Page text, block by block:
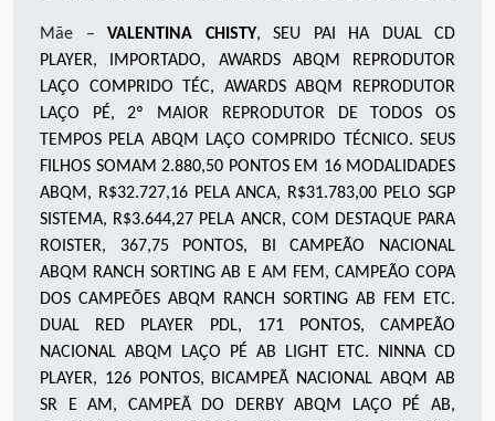
Mãe – VALENTINA CHISTY, SEU PAI
HA DUAL CD
PLAYER,
IMPORTADO, AWARDS ABQM REPRODUTOR
LAÇO COMPRIDO TÉC, AWARDS ABQM REPRODUTOR
LAÇO PÉ, 2º MAIOR REPRODUTOR DE TODOS OS
TEMPOS PELA ABQM LAÇO COMPRIDO TÉCNICO. SEUS
FILHOS SOMAM 2.880,50 PONTOS EM 16 MODALIDADES
ABQM, R$32.727,16 PELA ANCA, R$31.783,00 PELO SGP
SISTEMA, R$3.644,27 PELA ANCR, COM DESTAQUE PARA
ROISTER, 367,75 PONTOS, BI CAMPEÃO NACIONAL
ABQM RANCH SORTING AB E AM FEM, CAMPEÃO COPA
DOS CAMPEÕES ABQM RANCH SORTING AB FEM ETC.
DUAL RED PLAYER PDL, 171 PONTOS, CAMPEÃO
NACIONAL ABQM LAÇO PÉ AB LIGHT ETC. NINNA CD
PLAYER, 126 PONTOS, BICAMPEÃ NACIONAL ABQM AB
SR E AM, CAMPEÃ DO DERBY ABQM LAÇO PÉ AB,